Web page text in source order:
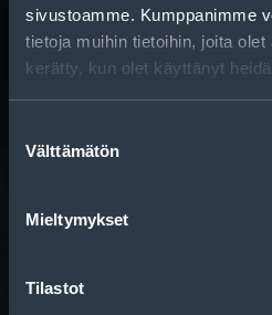
sivustoamme. Kumppanimme
tietoja muihin tietoihin, joita
kerätty, kun olet käyttänyt
valinta
Välttämätön
Mieltymykset
Tilastot
Tavallisen ihmisen tietoa